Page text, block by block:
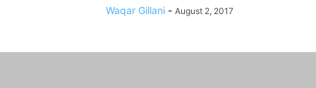
Waqar Gillani - August 2, 2017